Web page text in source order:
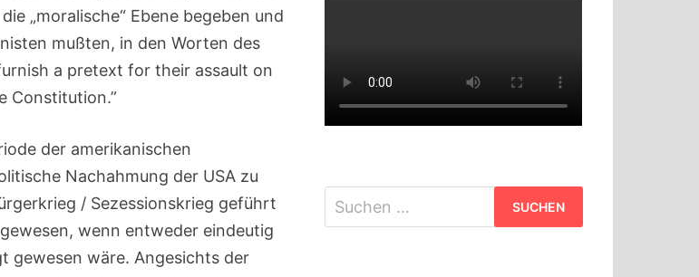
„moralische“ Ebene begeben und
mußten, in den Worten des
a pretext for their assault on
Constitution.”
der amerikanischen
Nachahmung der USA zu
/ Sezessionskrieg geführt
wenn entweder eindeutig
gewesen wäre. Angesichts der
Suchen
nach: